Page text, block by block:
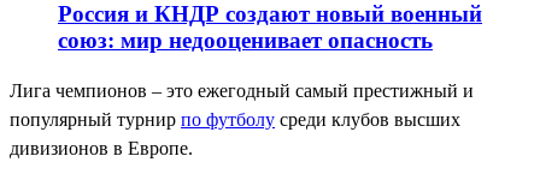
Россия и КНДР создают новый военный
союз: мир недооценивает опасность
Лига чемпионов – это ежегодный самый престижный и
популярный турнир по футболу среди клубов высших
дивизионов в Европе.